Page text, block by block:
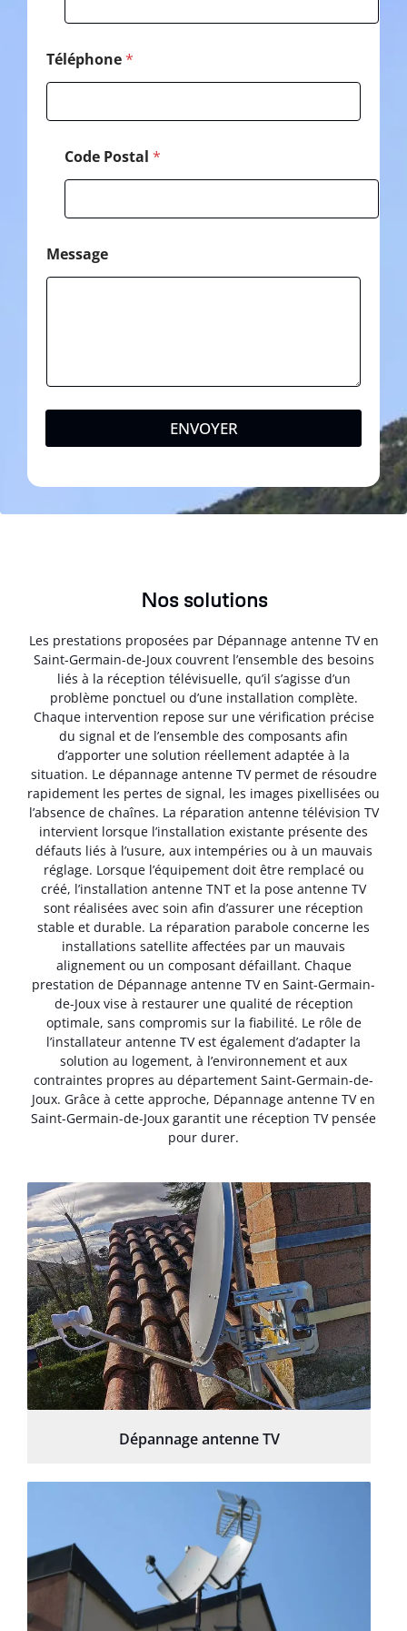
Téléphone*
Code Postal *
Message
ENVOYER
Nos solutions
Les prestations proposées par Dépannage antenne TV en
Saint-Germain-de-Joux couvrent l’ensemble des besoins
liés à la réception télévisuelle, qu’il s’agisse d’un
problème ponctuel ou d’une installation complète.
Chaque intervention repose sur une vérification précise
du signal et de l’ensemble des composants afin
d’apporter une solution réellement adaptée à la
situation. Le dépannage antenne TV permet de résoudre
rapidement les pertes de signal, les images pixellisées ou
l’absence de chaînes. La réparation antenne télévision TV
intervient lorsque l’installation existante présente des
défauts liés à l’usure, aux intempéries ou à un mauvais
réglage. Lorsque l’équipement doit être remplacé ou
créé, l’installation antenne TNT et la pose antenne TV
sont réalisées avec soin afin d’assurer une réception
stable et durable. La réparation parabole concerne les
installations satellite affectées par un mauvais
alignement ou un composant défaillant. Chaque
prestation de Dépannage antenne TV en Saint-Germain-
de-Joux vise à restaurer une qualité de réception
optimale, sans compromis sur la fiabilité. Le rôle de
l’installateur antenne TV est également d’adapter la
solution au logement, à l’environnement et aux
contraintes propres au département Saint-Germain-de-
Joux. Grâce à cette approche, Dépannage antenne TV en
Saint-Germain-de-Joux garantit une réception TV pensée
pour durer.
Dépannage antenne TV